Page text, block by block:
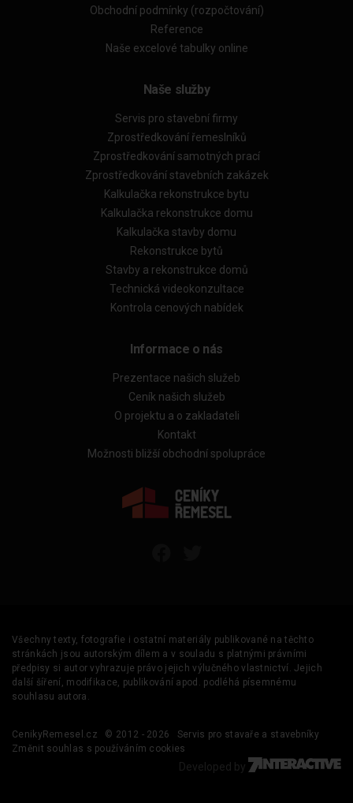
Obchodní podmínky (rozpočtování)
Reference
Naše excelové tabulky online
Naše služby
Servis pro stavební firmy
Zprostředkování řemeslníků
Zprostředkování samotných prací
Zprostředkování stavebních zakázek
Kalkulačka rekonstrukce bytu
Kalkulačka rekonstrukce domu
Kalkulačka stavby domu
Rekonstrukce bytů
Stavby a rekonstrukce domů
Technická videokonzultace
Kontrola cenových nabídek
Informace o nás
Prezentace našich služeb
Ceník našich služeb
O projektu a o zakladateli
Kontakt
Možnosti bližší obchodní spolupráce
Všechny texty, fotografie i ostatní materiály publikované na těchto
stránkách jsou autorským dílem a v souladu s platnými právními
předpisy si autor vyhrazuje právo jejich výlučného vlastnictví. Jejich
další šíření, modifikace, publikování apod. podléhá písemnému
souhlasu autora.
CenikyRemesel.cz © 2012 - 2026
Servis pro stavaře a stavebníky
Změnit souhlas s používáním cookies
Developed by